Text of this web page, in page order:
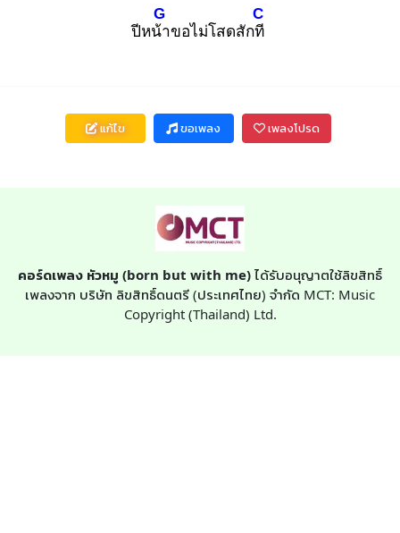
ปีหน้า
G
ขอไม่โสดสักที
C
แก้ไข ขอเพลง เพลงโปรด
คอร์ดเพลง หัวหมู (born but with me) ได้รับอนุญาตใช้ลิขสิทธิ์
เพลงจาก บริษัท ลิขสิทธิ์ดนตรี (ประเทศไทย) จำกัด MCT: Music
Copyright (Thailand) Ltd.